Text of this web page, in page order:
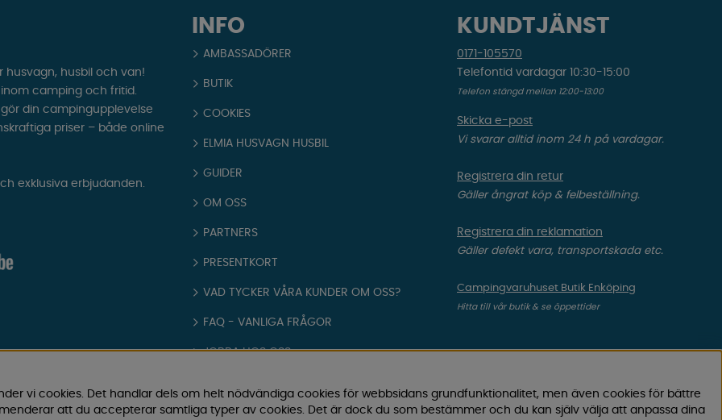
INFO
AMBASSADÖRER
BUTIK
COOKIES
ELMIA HUSVAGN HUSBIL
GUIDER
OM OSS
PARTNERS
PRESENTKORT
VAD TYCKER VÅRA KUNDER OM OSS?
FAQ - VANLIGA FRÅGOR
JOBBA HOS OSS
KÖPVILLKOR
KUNDTJÄNST
0171-105570
Telefontid vardagar 10:30-15:00
Telefon stängd mellan 12:00-13:00
Skicka e-post
Vi svarar alltid inom 24 h på vardagar.
Registrera din retur
Gäller ångrat köp & felbeställning.
Registrera din reklamation
Gäller defekt vara, transportskada etc.
Campingvaruhuset Butik Enköping
Hitta till vår butik & se öppettider
husvagn, husbil och van!
camping och fritid.
din campingupplevelse
priser – både online
exklusiva erbjudanden.
vi cookies. Det handlar dels om helt nödvändiga cookies för webbsidans grundfunktionalitet, men även cookies för bättre
att du accepterar samtliga typer av cookies. Det är dock du som bestämmer och du kan själv välja att anpassa dina